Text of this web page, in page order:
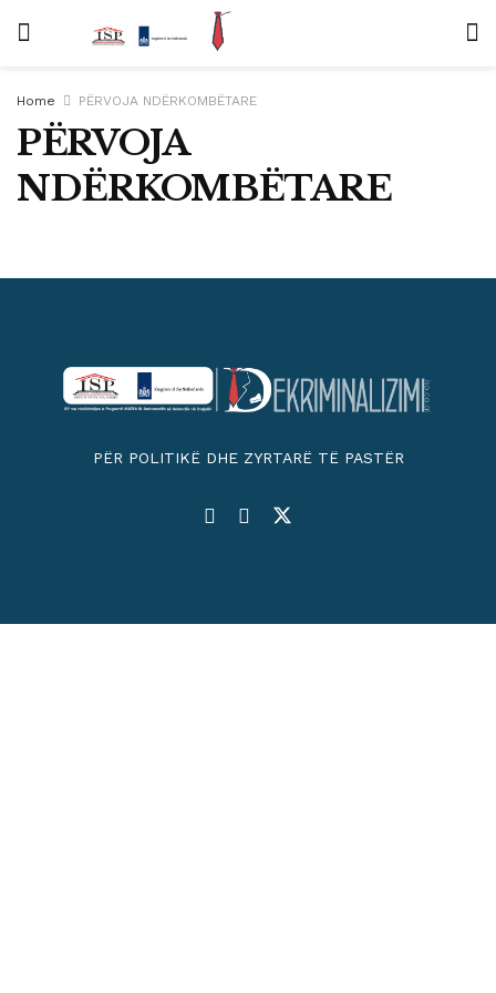
Home PËRVOJA NDËRKOMBËTARE
PËRVOJA
NDËRKOMBËTARE
PËR POLITIKË DHE ZYRTARË TË PASTËR